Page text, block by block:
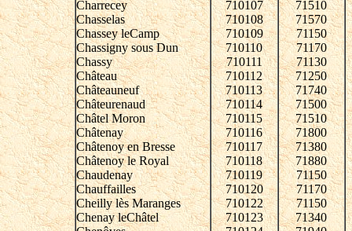
Charrecey
Chasselas
Chassey leCamp
Chassigny sous Dun
Chassy
Château
Châteauneuf
Châteurenaud
Châtel Moron
Châtenay
Châtenoy en Bresse
Châtenoy le Royal
Chaudenay
Chauffailles
Cheilly lès Maranges
Chenay leChâtel
710107
710108
710109
710110
710111
710112
710113
710114
710115
710116
710117
710118
710119
710120
710122
710123
71510
71570
71150
71170
71130
71250
71740
71500
71510
71800
71380
71880
71150
71170
71150
71340